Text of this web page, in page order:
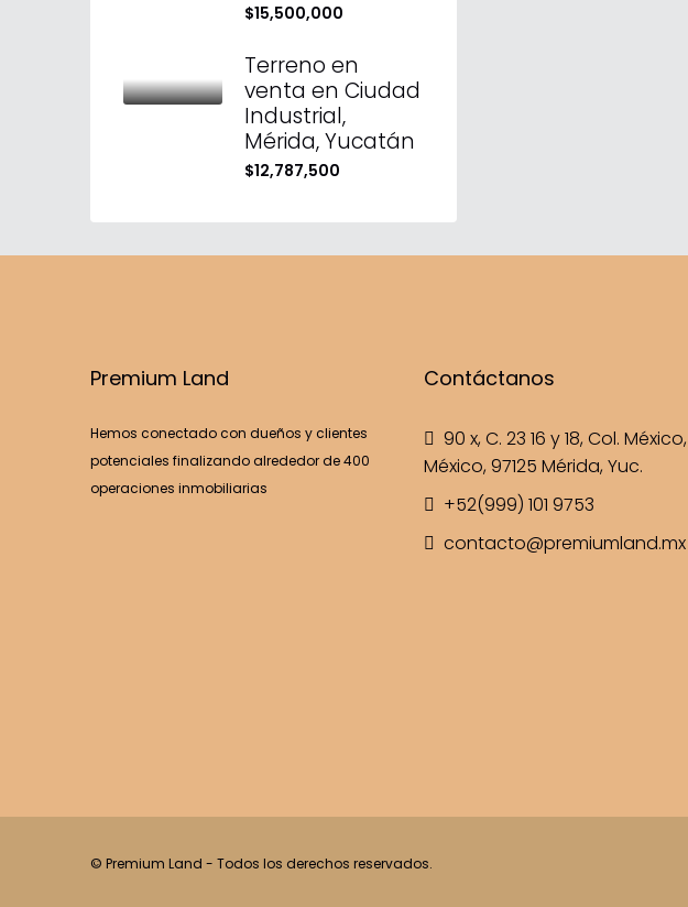
$15,500,000
Terreno en
venta en Ciudad
Industrial,
Mérida, Yucatán
$12,787,500
Premium Land
Hemos conectado con dueños y clientes
potenciales finalizando alrededor de 400
operaciones inmobiliarias
Contáctanos
90 x, C. 23 16 y 18, Col. México,
México, 97125 Mérida, Yuc.
+52(999) 101 9753
contacto@premiumland.mx
© Premium Land - Todos los derechos reservados.